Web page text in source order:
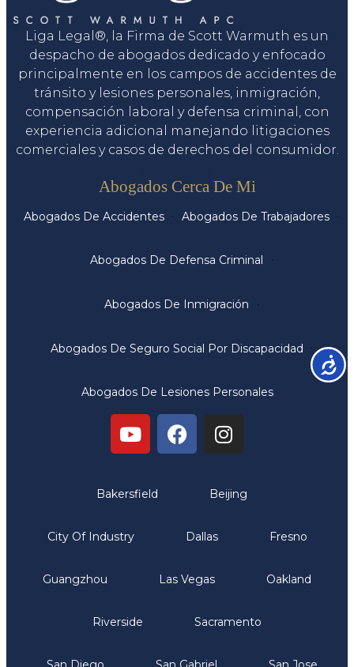
Liga Legal®, la Firma de Scott Warmuth es un
despacho de abogados dedicado y enfocado
principalmente en los campos de accidentes de
tránsito y lesiones personales, inmigración,
compensación laboral y defensa criminal, con
experiencia adicional manejando litigaciones
comerciales y casos de derechos del consumidor.
Abogados Cerca De Mi
Abogados De Accidentes Abogados De Trabajadores
Abogados De Defensa Criminal
Abogados De Inmigración
Abogados De Seguro Social Por Discapacidad
Abogados De Lesiones Personales
Bakersfield Beijing
City Of Industry Dallas Fresno
Guangzhou Las Vegas Oakland
Riverside Sacramento